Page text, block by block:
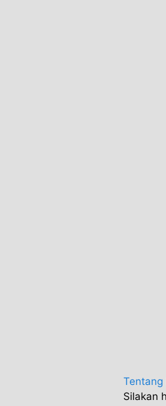
Tentang
Silakan